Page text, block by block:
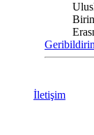
İletişim